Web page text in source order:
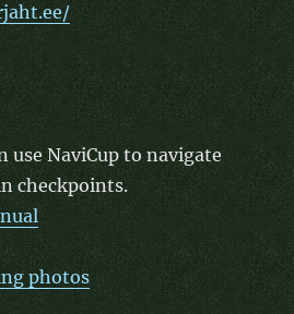
use NaviCup to navigate
checkpoints.
photos